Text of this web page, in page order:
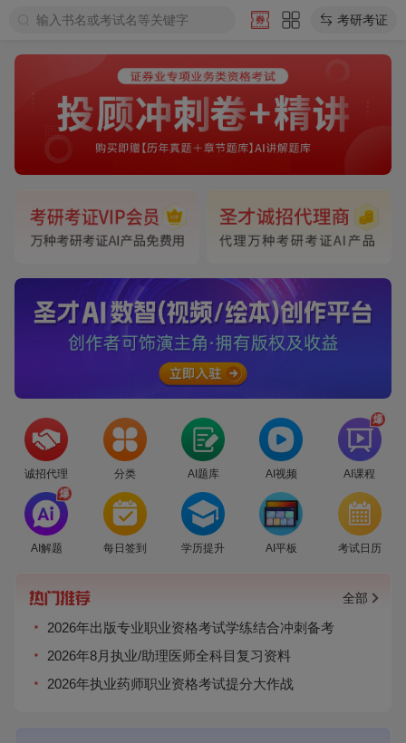
输入书名或考试名等关键字 考研考证
诚招代理 分类 AI题库 AI视频
爆
AI课程
爆
AI解题 每日签到 学历提升 AI平板 考试日历
全部
2026年出版专业职业资格考试学练结合冲刺备考
2026年8月执业/助理医师全科目复习资料
2026年执业药师职业资格考试提分大作战